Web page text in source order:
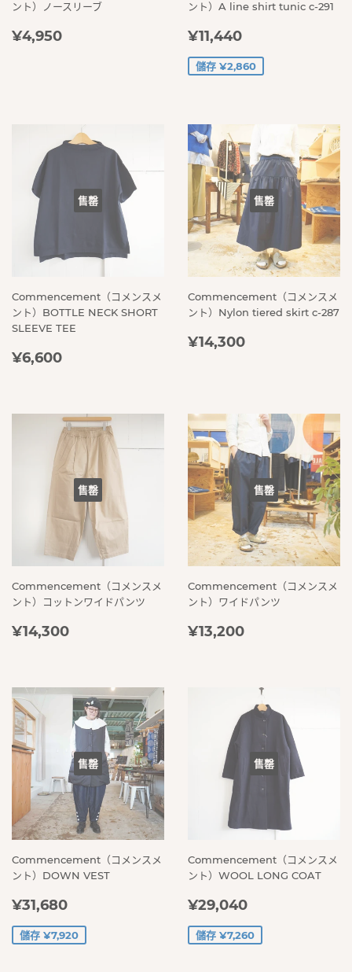
ント）ノースリーブ
定
¥4,950
ント）A line shirt tunic c-291
售
價
¥11,440
儲存 ¥2,860
售罄
Commencement（コメンスメ
ント）BOTTLE NECK SHORT
SLEEVE TEE
定
¥6,600
售罄
Commencement（コメンスメ
ント）Nylon tiered skirt c-287
定
¥14,300
售罄
Commencement（コメンスメ
ント）コットンワイドパンツ
定
¥14,300
售罄
Commencement（コメンスメ
ント）ワイドパンツ
定
¥13,200
售罄
Commencement（コメンスメ
ント）DOWN VEST
售
價
¥31,680
儲存 ¥7,920
售罄
Commencement（コメンスメ
ント）WOOL LONG COAT
售
價
¥29,040
儲存 ¥7,260